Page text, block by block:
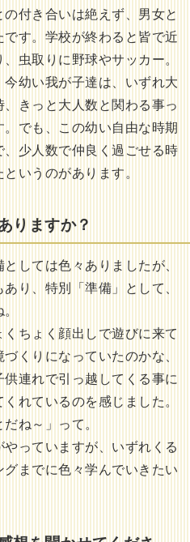
付き合いは絶えず、男女と
す。学校が終わると皆で近
虫取りに野球やサッカー。
幼い我が子達は、いずれ大
きっと大人数と関わる事っ
でも、この幼い自由な時期
少人数で仲良く過ごせる時
いうのがあります。
りますか？
しては色々ありましたが、
り、特別「準備」として、
ちょく顔出しで遊びに来て
くりになっていたのかな、
連れで引っ越してくる事に
れているのを感じました。
ね～」って。
っていますが、いずれくる
までに色々学んでいきたい